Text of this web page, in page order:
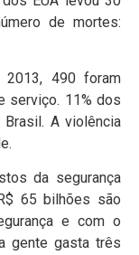
de mortes:
2013, 490 foram
serviço. 11% dos
A violência
da segurança
65 bilhões são
e com o
gente gasta três